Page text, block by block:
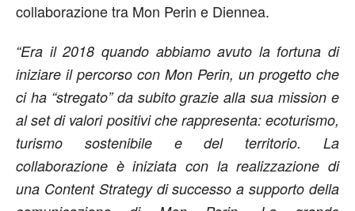
collaborazione tra Mon Perin e Diennea.
“Era il 2018 quando abbiamo avuto la fortuna di
iniziare il percorso con Mon Perin, un progetto che
ci ha “stregato” da subito grazie alla sua mission e
al set di valori positivi che rappresenta: ecoturismo,
turismo sostenibile e del territorio. La
collaborazione è iniziata con la realizzazione di
una Content Strategy di successo a supporto della